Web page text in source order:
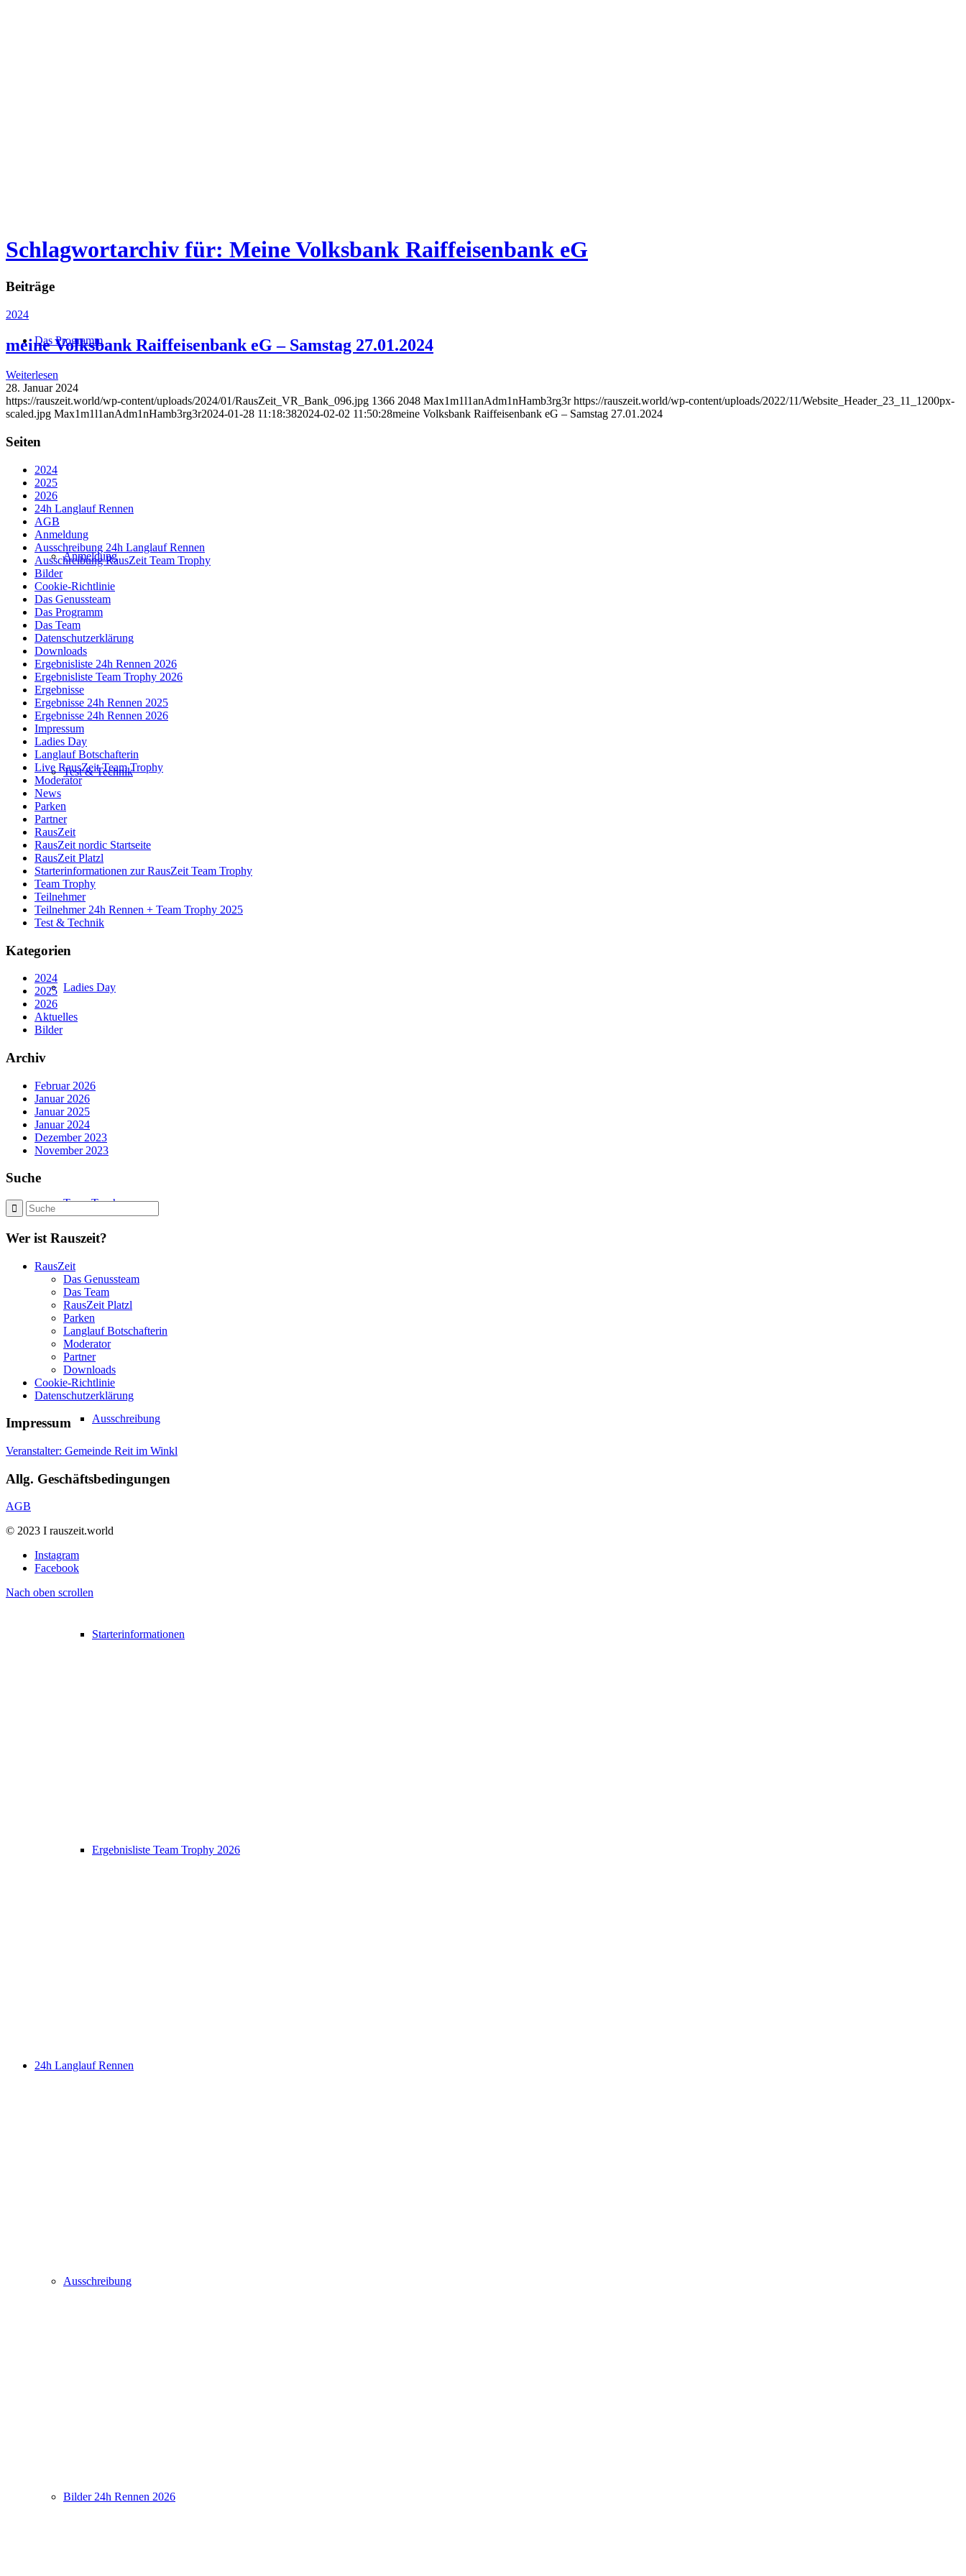
Das Programm
Anmeldung
Test & Technik
Ladies Day
Team Trophy
Ausschreibung
Starterinformationen
Ergebnisliste Team Trophy 2026
24h Langlauf Rennen
Ausschreibung
Bilder 24h Rennen 2026
Schlagwortarchiv für: Meine Volksbank Raiffeisenbank eG
Beiträge
2024
meine Volksbank Raiffeisenbank eG – Samstag 27.01.2024
Weiterlesen
28. Januar 2024
https://rauszeit.world/wp-content/uploads/2024/01/RausZeit_VR_Bank_096.jpg 1366 2048 Max1m1l1anAdm1nHamb3rg3r https://rauszeit.world/wp-content/uploads/2022/11/Website_Header_23_11_1200px-
scaled.jpg Max1m1l1anAdm1nHamb3rg3r2024-01-28 11:18:382024-02-02 11:50:28meine Volksbank Raiffeisenbank eG – Samstag 27.01.2024
Seiten
2024
2025
2026
24h Langlauf Rennen
AGB
Anmeldung
Ausschreibung 24h Langlauf Rennen
Ausschreibung RausZeit Team Trophy
Bilder
Cookie-Richtlinie
Das Genussteam
Das Programm
Das Team
Datenschutzerklärung
Downloads
Ergebnisliste 24h Rennen 2026
Ergebnisliste Team Trophy 2026
Ergebnisse
Ergebnisse 24h Rennen 2025
Ergebnisse 24h Rennen 2026
Impressum
Ladies Day
Langlauf Botschafterin
Live RausZeit Team Trophy
Moderator
News
Parken
Partner
RausZeit
RausZeit nordic Startseite
RausZeit Platzl
Starterinformationen zur RausZeit Team Trophy
Team Trophy
Teilnehmer
Teilnehmer 24h Rennen + Team Trophy 2025
Test & Technik
Kategorien
2024
2025
2026
Aktuelles
Bilder
Archiv
Februar 2026
Januar 2026
Januar 2025
Januar 2024
Dezember 2023
November 2023
Suche
Wer ist Rauszeit?
RausZeit
Das Genussteam
Das Team
RausZeit Platzl
Parken
Langlauf Botschafterin
Moderator
Partner
Downloads
Cookie-Richtlinie
Datenschutzerklärung
Impressum
Veranstalter: Gemeinde Reit im Winkl
Allg. Geschäftsbedingungen
AGB
© 2023 I rauszeit.world
Instagram
Facebook
Nach oben scrollen